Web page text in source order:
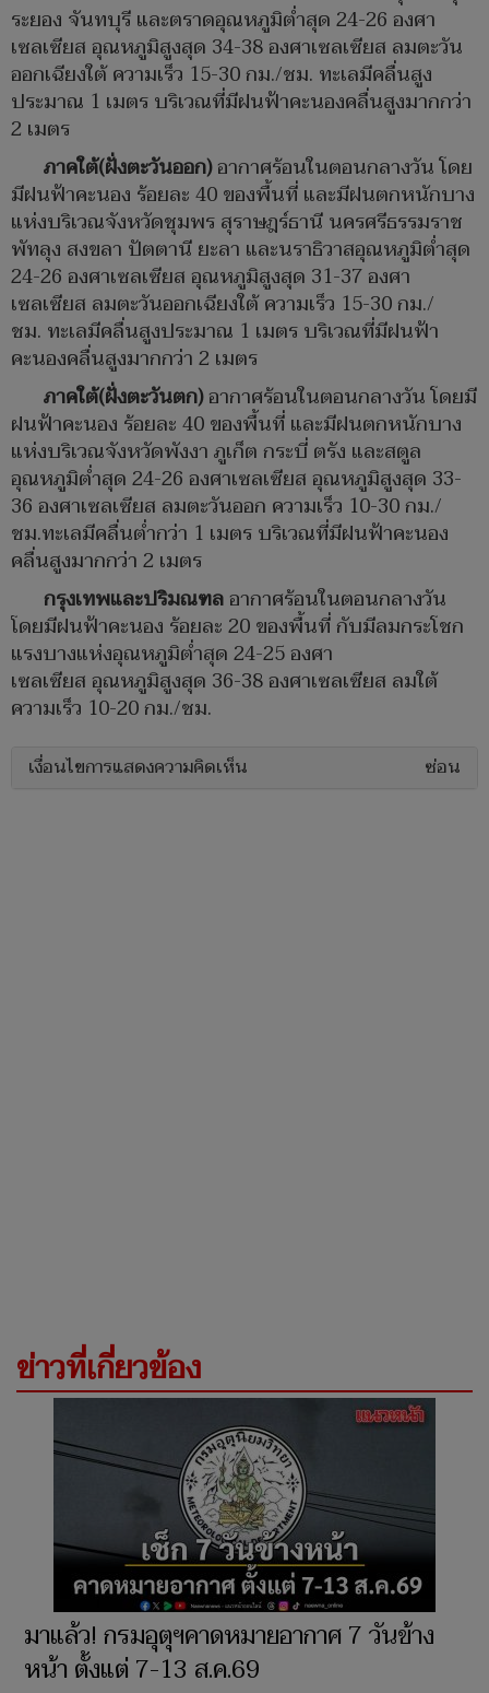
ระยอง จันทบุรี และตราดอุณหภูมิต่ำสุด 24-26 องศา
เซลเซียส อุณหภูมิสูงสุด 34-38 องศาเซลเซียส ลมตะวัน
ออกเฉียงใต้ ความเร็ว 15-30 กม./ชม. ทะเลมีคลื่นสูง
ประมาณ 1 เมตร บริเวณที่มีฝนฟ้าคะนองคลื่นสูงมากกว่า
2 เมตร
ภาคใต้(ฝั่งตะวันออก)อากาศร้อนในตอนกลางวัน โดย
มีฝนฟ้าคะนอง ร้อยละ 40 ของพื้นที่ และมีฝนตกหนักบาง
แห่งบริเวณจังหวัดชุมพร สุราษฎร์ธานี นครศรีธรรมราช
พัทลุง สงขลา ปัตตานี ยะลา และนราธิวาสอุณหภูมิต่ำสุด
24-26 องศาเซลเซียส อุณหภูมิสูงสุด 31-37 องศา
เซลเซียส ลมตะวันออกเฉียงใต้ ความเร็ว 15-30 กม./
ชม. ทะเลมีคลื่นสูงประมาณ 1 เมตร บริเวณที่มีฝนฟ้า
คะนองคลื่นสูงมากกว่า 2 เมตร
ภาคใต้(ฝั่งตะวันตก)อากาศร้อนในตอนกลางวัน โดยมี
ฝนฟ้าคะนอง ร้อยละ 40 ของพื้นที่ และมีฝนตกหนักบาง
แห่งบริเวณจังหวัดพังงา ภูเก็ต กระบี่ ตรัง และสตูล
อุณหภูมิต่ำสุด 24-26 องศาเซลเซียส อุณหภูมิสูงสุด 33-
36 องศาเซลเซียส ลมตะวันออก ความเร็ว 10-30 กม./
ชม.ทะเลมีคลื่นต่ำกว่า 1 เมตร บริเวณที่มีฝนฟ้าคะนอง
คลื่นสูงมากกว่า 2 เมตร
กรุงเทพและปริมณฑลอากาศร้อนในตอนกลางวัน
โดยมีฝนฟ้าคะนอง ร้อยละ 20 ของพื้นที่ กับมีลมกระโชก
แรงบางแห่งอุณหภูมิต่ำสุด 24-25 องศา
เซลเซียส อุณหภูมิสูงสุด 36-38 องศาเซลเซียส ลมใต้
ความเร็ว 10-20 กม./ชม.
เงื่อนไขการแสดงความคิดเห็น ซ่อน
ข่าวที่เกี่ยวข้อง
มาแล้ว! กรมอุตุฯคาดหมายอากาศ 7 วันข้าง
หน้า ตั้งแต่ 7-13 ส.ค.69